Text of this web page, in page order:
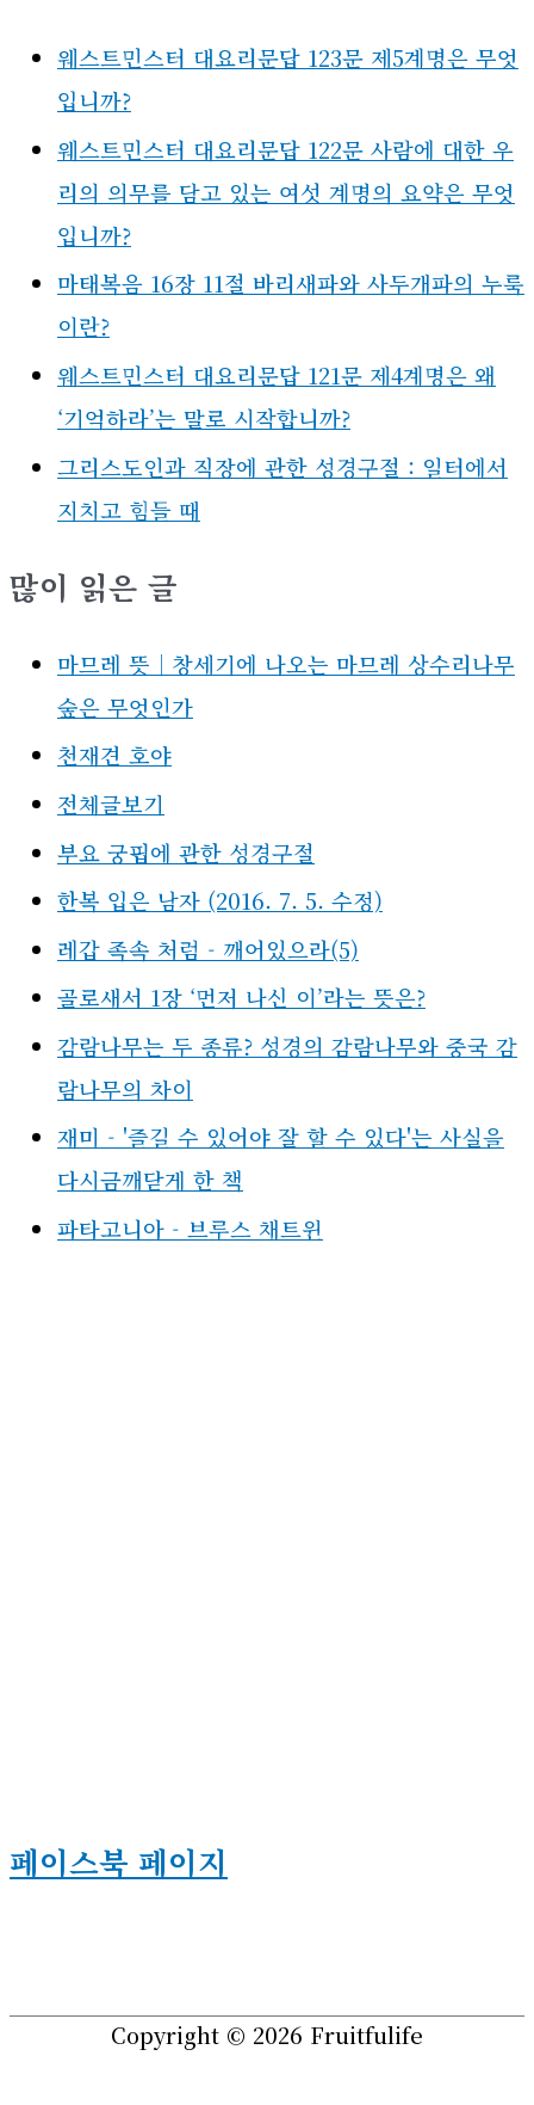
웨스트민스터 대요리문답 123문 제5계명은 무엇
입니까?
웨스트민스터 대요리문답 122문 사람에 대한 우
리의 의무를 담고 있는 여섯 계명의 요약은 무엇
입니까?
마태복음 16장 11절 바리새파와 사두개파의 누룩
이란?
웨스트민스터 대요리문답 121문 제4계명은 왜
‘기억하라’는 말로 시작합니까?
그리스도인과 직장에 관한 성경구절 : 일터에서
지치고 힘들 때
많이 읽은 글
마므레 뜻｜창세기에 나오는 마므레 상수리나무
숲은 무엇인가
천재견 호야
전체글보기
부요 궁핍에 관한 성경구절
한복 입은 남자 (2016. 7. 5. 수정)
레갑 족속 처럼 - 깨어있으라(5)
골로새서 1장 ‘먼저 나신 이’라는 뜻은?
감람나무는 두 종류? 성경의 감람나무와 중국 감
람나무의 차이
재미 - '즐길 수 있어야 잘 할 수 있다'는 사실을
다시금깨닫게 한 책
파타고니아 - 브루스 채트윈
페이스북 페이지
Copyright © 2026 Fruitfulife